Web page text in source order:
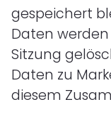
gespeichert
Daten
Sitzung
Daten zu
diesem